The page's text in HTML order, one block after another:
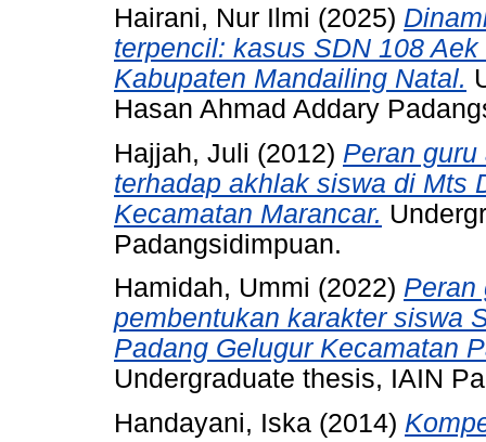
Hairani, Nur Ilmi (2025)
terpencil: kasus SDN 108
Kabupaten Mandailing Natal.
Hasan Ahmad Addary
Hajjah, Juli (2012) Peran
terhadap akhlak siswa di Mts
Kecamatan Marancar.
Padangsidimpuan.
Hamidah, Ummi (2022) Peran
pembentukan karakter siswa
Padang Gelugur Kecamatan
Undergraduate thesis, IAIN
Handayani, Iska (2014)